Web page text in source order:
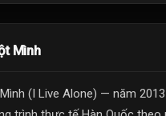
Mình
(I Live Alone) — năm 2013